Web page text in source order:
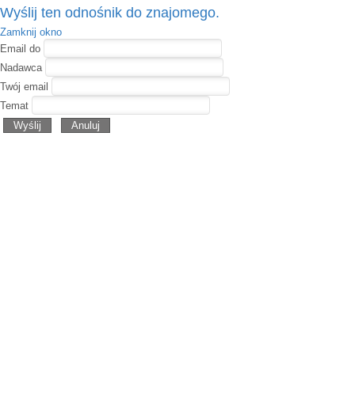
Wyślij ten odnośnik do znajomego.
Zamknij okno
Email do
Nadawca
Twój email
Temat
Wyślij
Anuluj